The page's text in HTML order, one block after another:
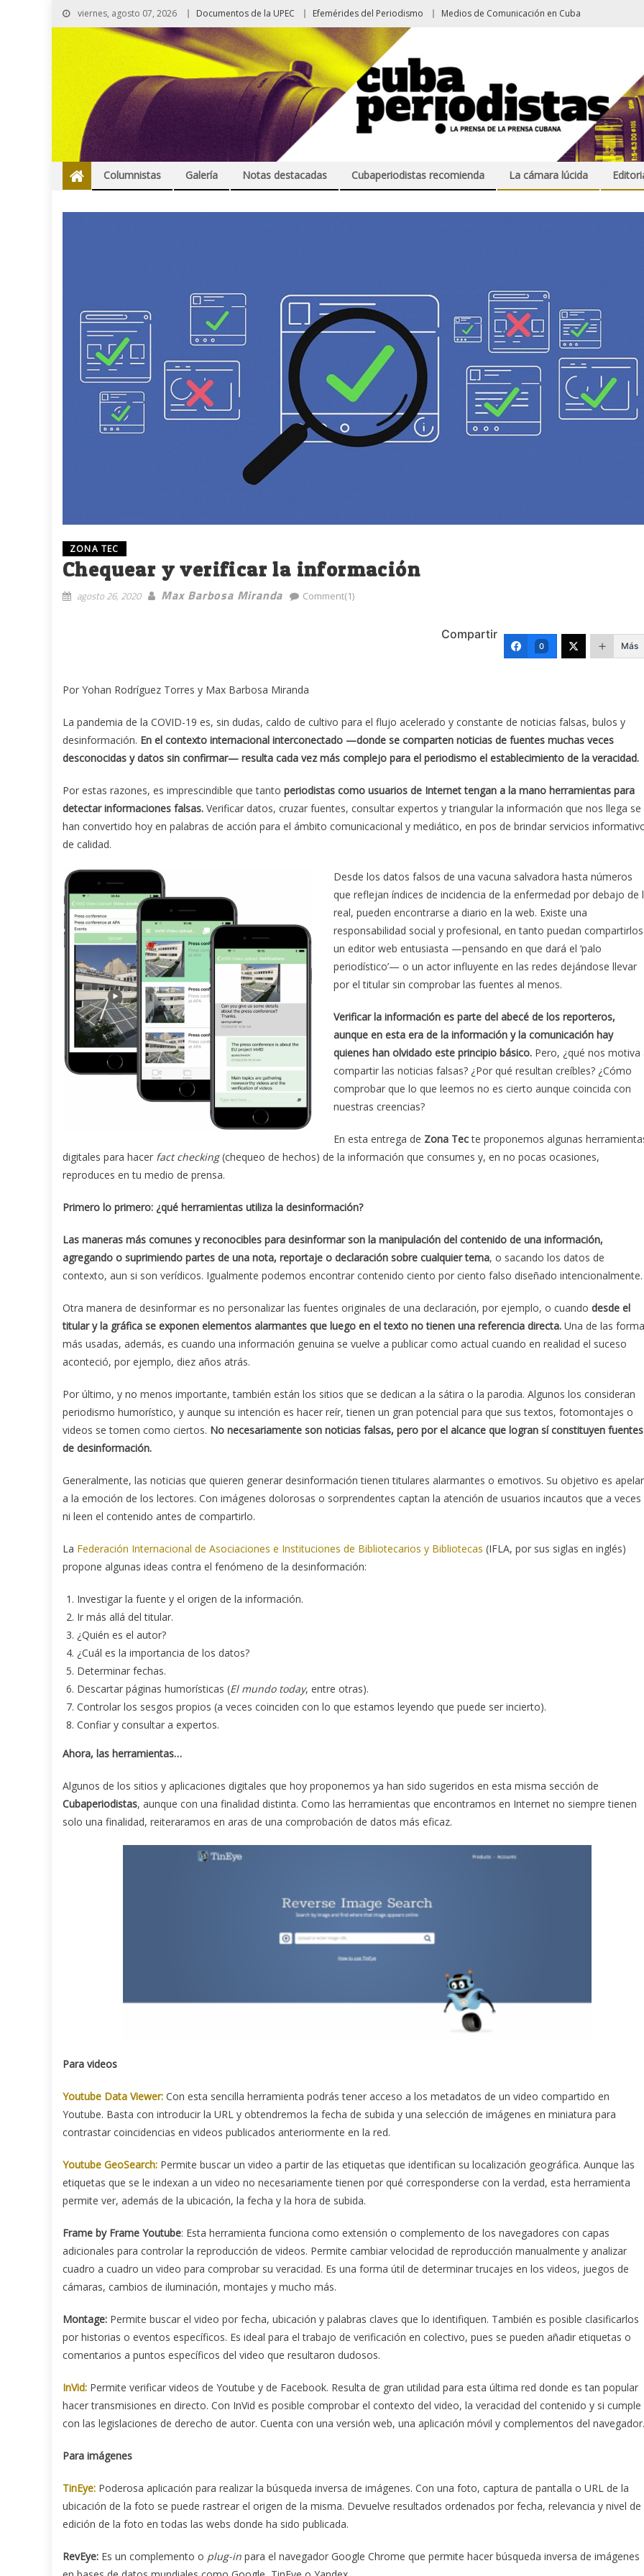
viernes, agosto 07, 2026 Documentos de la UPEC Efemérides del Periodismo Medios de Comunicación en Cuba
Columnistas Galería Notas destacadas Cubaperiodistas recomienda La cámara lúcida
ZONA TEC
Chequear y verificar la información
agosto 26, 2020 Max Barbosa Miranda Comment(1)
Compartir
0 Más
Por Yohan Rodríguez Torres y Max Barbosa Miranda
La pandemia de la COVID-19 es, sin dudas, caldo de cultivo para el flujo acelerado y constante de noticias falsas, bulos y
desinformación. En el contexto internacional interconectado —donde se comparten noticias de fuentes muchas veces
desconocidas y datos sin confirmar— resulta cada vez más complejo para el periodismo el establecimiento de la veracidad.
Por estas razones, es imprescindible que tanto periodistas como usuarios de Internet tengan a la mano herramientas para
detectar informaciones falsas. Verificar datos, cruzar fuentes, consultar expertos y triangular la información que nos llega se
han convertido hoy en palabras de acción para el ámbito comunicacional y mediático, en pos de brindar servicios
de calidad.
Desde los datos falsos de una vacuna salvadora hasta números
que reflejan índices de incidencia de la enfermedad por debajo de
real, pueden encontrarse a diario en la web. Existe una
responsabilidad social y profesional, en tanto puedan compartirlos
un editor web entusiasta —pensando en que dará el ‘palo
periodístico’— o un actor influyente en las redes dejándose llevar
por el titular sin comprobar las fuentes al menos.
Verificar la información es parte del abecé de los reporteros,
aunque en esta era de la información y la comunicación hay
quienes han olvidado este principio básico. Pero, ¿qué nos motiva
compartir las noticias falsas? ¿Por qué resultan creíbles? ¿Cómo
comprobar que lo que leemos no es cierto aunque coincida con
nuestras creencias?
En esta entrega de Zona Tecte proponemos algunas
digitales para hacer fact checking(chequeo de hechos) de la información que consumes y, en no pocas ocasiones,
reproduces en tu medio de prensa.
Primero lo primero: ¿qué herramientas utiliza la desinformación?
Las maneras más comunes y reconocibles para desinformar son la manipulación del contenido de una información,
agregando o suprimiendo partes de una nota, reportaje o declaración sobre cualquier tema, o sacando los datos de
contexto, aun si son verídicos. Igualmente podemos encontrar contenido ciento por ciento falso diseñado intencionalmente.
Otra manera de desinformar es no personalizar las fuentes originales de una declaración, por ejemplo, o cuando desde el
titular y la gráfica se exponen elementos alarmantes que luego en el texto no tienen una referencia directa. Una de las
más usadas, además, es cuando una información genuina se vuelve a publicar como actual cuando en realidad el suceso
aconteció, por ejemplo, diez años atrás.
Por último, y no menos importante, también están los sitios que se dedican a la sátira o la parodia. Algunos los consideran
periodismo humorístico, y aunque su intención es hacer reír, tienen un gran potencial para que sus textos, fotomontajes o
videos se tomen como ciertos. No necesariamente son noticias falsas, pero por el alcance que logran sí constituyen fuentes
de desinformación.
Generalmente, las noticias que quieren generar desinformación tienen titulares alarmantes o emotivos. Su objetivo es apelar
a la emoción de los lectores. Con imágenes dolorosas o sorprendentes captan la atención de usuarios incautos que a veces
ni leen el contenido antes de compartirlo.
La Federación Internacional de Asociaciones e Instituciones de Bibliotecarios y Bibliotecas (IFLA, por sus siglas en inglés)
propone algunas ideas contra el fenómeno de la desinformación:
Investigar la fuente y el origen de la información.
Ir más allá del titular.
¿Quién es el autor?
¿Cuál es la importancia de los datos?
Determinar fechas.
Descartar páginas humorísticas (El mundo today, entre otras).
Controlar los sesgos propios (a veces coinciden con lo que estamos leyendo que puede ser incierto).
Confiar y consultar a expertos.
Ahora, las herramientas…
Algunos de los sitios y aplicaciones digitales que hoy proponemos ya han sido sugeridos en esta misma sección de
Cubaperiodistas, aunque con una finalidad distinta. Como las herramientas que encontramos en Internet no siempre tienen
solo una finalidad, reiteraramos en aras de una comprobación de datos más eficaz.
Para videos
Youtube Data Viewer: Con esta sencilla herramienta podrás tener acceso a los metadatos de un video compartido en
Youtube. Basta con introducir la URL y obtendremos la fecha de subida y una selección de imágenes en miniatura para
contrastar coincidencias en videos publicados anteriormente en la red.
Youtube GeoSearch: Permite buscar un video a partir de las etiquetas que identifican su localización geográfica. Aunque las
etiquetas que se le indexan a un video no necesariamente tienen por qué corresponderse con la verdad, esta herramienta
permite ver, además de la ubicación, la fecha y la hora de subida.
Frame by Frame Youtube: Esta herramienta funciona como extensión o complemento de los navegadores con capas
adicionales para controlar la reproducción de videos. Permite cambiar velocidad de reproducción manualmente y analizar
cuadro a cuadro un video para comprobar su veracidad. Es una forma útil de determinar trucajes en los videos, juegos de
cámaras, cambios de iluminación, montajes y mucho más.
Montage: Permite buscar el video por fecha, ubicación y palabras claves que lo identifiquen. También es posible clasificarlos
por historias o eventos específicos. Es ideal para el trabajo de verificación en colectivo, pues se pueden añadir etiquetas o
comentarios a puntos específicos del video que resultaron dudosos.
InVid: Permite verificar videos de Youtube y de Facebook. Resulta de gran utilidad para esta última red donde es tan popular
hacer transmisiones en directo. Con InVid es posible comprobar el contexto del video, la veracidad del contenido y si cumple
con las legislaciones de derecho de autor. Cuenta con una versión web, una aplicación móvil y complementos del navegador.
Para imágenes
TinEye: Poderosa aplicación para realizar la búsqueda inversa de imágenes. Con una foto, captura de pantalla o URL de la
ubicación de la foto se puede rastrear el origen de la misma. Devuelve resultados ordenados por fecha, relevancia y nivel de
edición de la foto en todas las webs donde ha sido publicada.
RevEye: Es un complemento o plug-in para el navegador Google Chrome que permite hacer búsqueda inversa de imágenes